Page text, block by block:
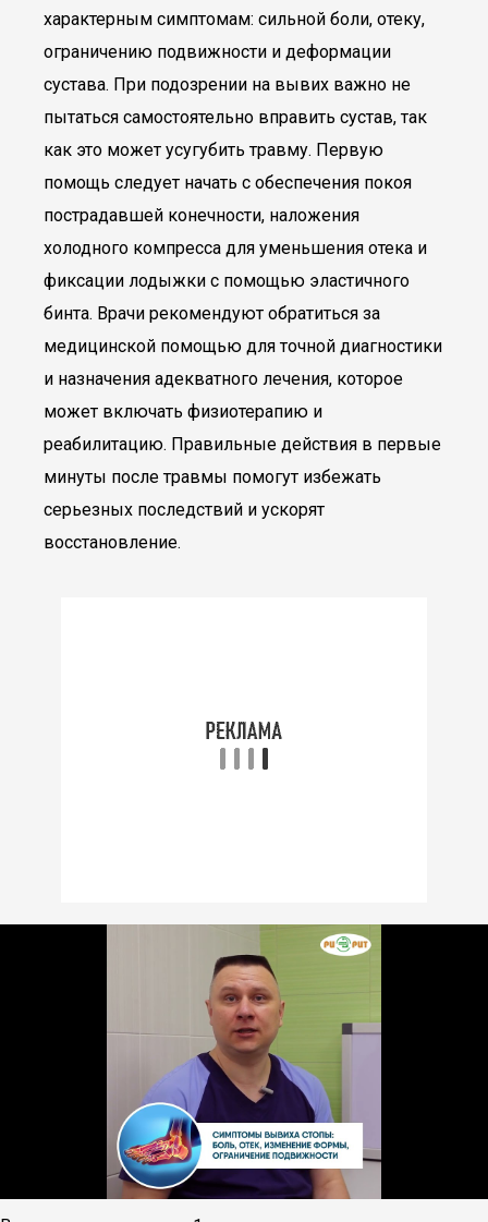
характерным симптомам: сильной боли, отеку,
ограничению подвижности и деформации
сустава. При подозрении на вывих важно не
пытаться самостоятельно вправить сустав, так
как это может усугубить травму. Первую
помощь следует начать с обеспечения покоя
пострадавшей конечности, наложения
холодного компресса для уменьшения отека и
фиксации лодыжки с помощью эластичного
бинта. Врачи рекомендуют обратиться за
медицинской помощью для точной диагностики
и назначения адекватного лечения, которое
может включать физиотерапию и
реабилитацию. Правильные действия в первые
минуты после травмы помогут избежать
серьезных последствий и ускорят
восстановление.